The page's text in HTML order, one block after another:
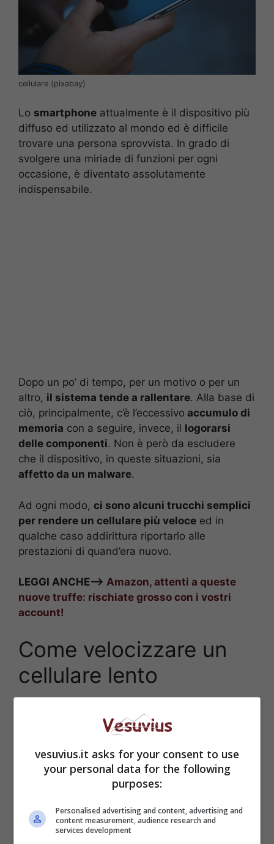
cellulare (pixabay)
Lo smartphone attualmente è il dispositivo più
diffuso ed utilizzato al mondo ed è difficile
trovare una persona sprovvista. In grado di
svolgere una miriade di funzioni per ogni
occasione, è diventato assolutamente
indispensabile.
Dopo un po’ di tempo, per un motivo o per un
altro, il sistema tende a rallentare. Alla base di
ciò, principalmente, c’è l’eccessivo accumulo di
memoria con a seguire, invece, il logorarsi
delle componenti. Non è però da escludere
che il dispositivo, in queste situazioni, sia
affetto da un malware.
Ad ogni modo, ci sono alcuni trucchi semplici
per rendere un cellulare più veloce ed in
qualche caso addirittura riportarlo alle
prestazioni di quand’era nuovo.
LEGGI ANCHE—> Amazon, attenti a queste
nuove truffe: rischiate grosso con i vostri
account!
Come velocizzare un
cellulare lento
vesuvius.it asks for your consent to use
your personal data for the following
purposes:
Personalised advertising and content, advertising and
content measurement, audience research and
services development